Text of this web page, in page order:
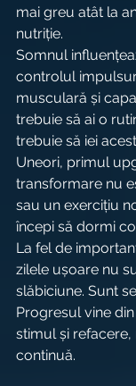
mai greu atât la
nutriție.
Somnul
controlul
musculară și
trebuie să ai o
trebuie să iei
Uneori, primul
transformare nu
sau un exercițiu
începi să dormi
La fel de
zilele ușoare nu
slăbiciune. Sunt
Progresul vine
stimul și
continuă.